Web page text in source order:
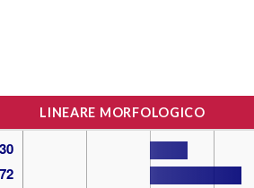
LINEARE MORFOLOGICO